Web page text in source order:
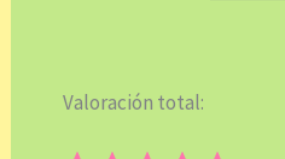
Valoración total:
⭐⭐⭐⭐⭐